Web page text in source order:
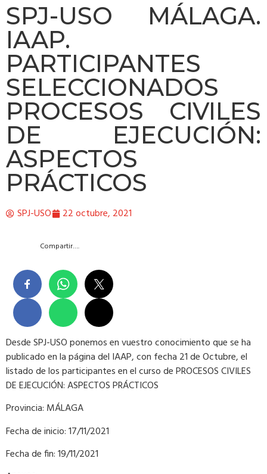
SPJ-USO MÁLAGA.
IAAP.
PARTICIPANTES
SELECCIONADOS
PROCESOS CIVILES
DE EJECUCIÓN:
ASPECTOS
PRÁCTICOS
SPJ-USO 22 octubre, 2021
Compartir….
Desde SPJ-USO ponemos en vuestro conocimiento que se ha
publicado en la página del IAAP, con fecha 21 de Octubre, el
listado de los participantes en el curso de PROCESOS CIVILES
DE EJECUCIÓN: ASPECTOS PRÁCTICOS
Provincia: MÁLAGA
Fecha de inicio: 17/11/2021
Fecha de fin: 19/11/2021